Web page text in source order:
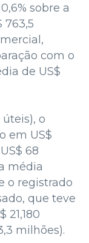
sobre a
763,5
com o
de US$
o
em US$
68
média
o registrado
que teve
21,180
milhões).